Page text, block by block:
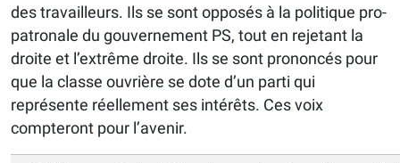
des travailleurs. Ils se sont opposés à la politique pro-
patronale du gouvernement PS, tout en rejetant la
droite et l’extrême droite. Ils se sont prononcés pour
que la classe ouvrière se dote d’un parti qui
représente réellement ses intérêts. Ces voix
compteront pour l’avenir.